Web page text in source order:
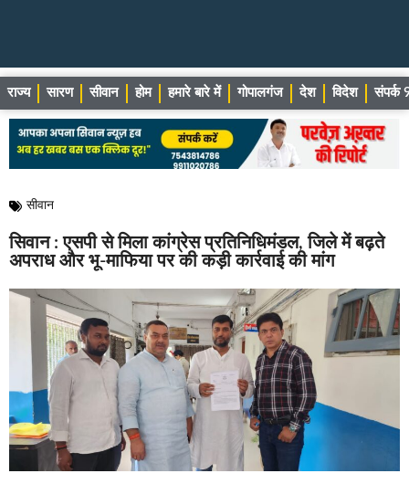
राज्य सारण सीवान होम हमारे बारे में गोपालगंज देश विदेश संपर्क
सीवान
सिवान : एसपी से मिला कांग्रेस प्रतिनिधिमंडल, जिले में बढ़ते
अपराध और भू-माफिया पर की कड़ी कार्रवाई की मांग